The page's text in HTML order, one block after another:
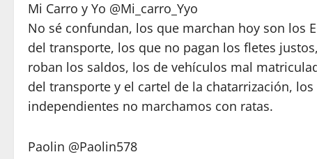
Mi Carro y Yo @Mi_carro_Yyo
No sé confundan, los que marchan hoy son los
del transporte, los que no pagan los fletes
roban los saldos, los de vehículos mal
del transporte y el cartel de la chatarrización,
independientes no marchamos con ratas.
Paolin @Paolin578